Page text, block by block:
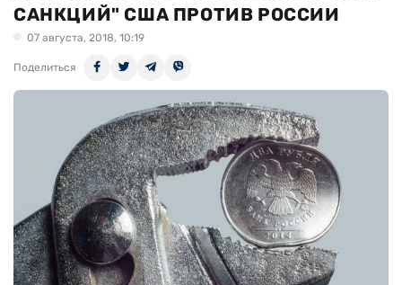
САНКЦИЙ" США ПРОТИВ РОССИИ
07 августа, 2018, 10:19
Поделиться